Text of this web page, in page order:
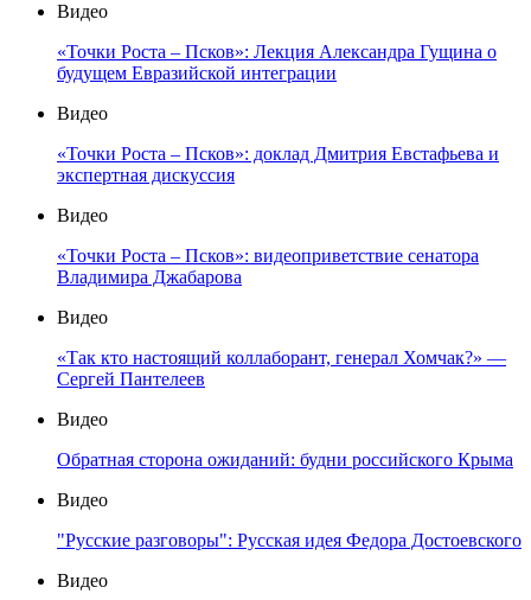
Видео
«Точки Роста – Псков»: Лекция Александра Гущина о
будущем Евразийской интеграции
Видео
«Точки Роста – Псков»: доклад Дмитрия Евстафьева и
экспертная дискуссия
Видео
«Точки Роста – Псков»: видеоприветствие сенатора
Владимира Джабарова
Видео
«Так кто настоящий коллаборант, генерал Хомчак?» —
Сергей Пантелеев
Видео
Обратная сторона ожиданий: будни российского Крыма
Видео
"Русские разговоры": Русская идея Федора Достоевского
Видео